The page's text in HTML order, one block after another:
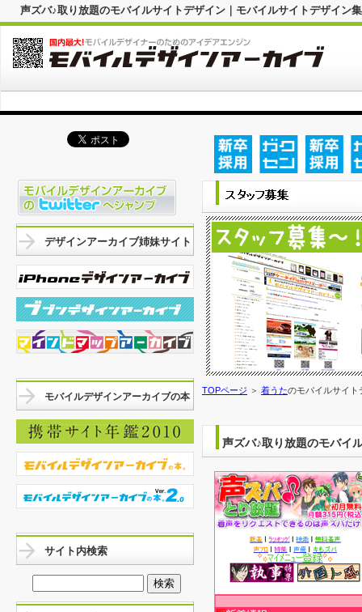
声ズバ♪取り放題のモバイルサイトデザイン｜モバイルサイトデザイ
TOPページ ＞ 着うたのモバイルサイト
声ズバ♪取り放題のモバイ
デザインアーカイブ姉妹サイト
モバイルデザインアーカイブの本
サイト内検索